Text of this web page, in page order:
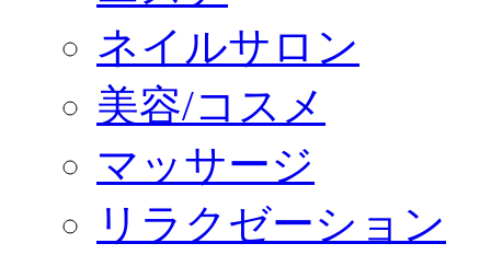
ネイルサロン
美容/コスメ
マッサージ
リラクゼーション